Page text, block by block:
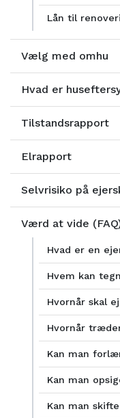
Lån til
Vælg med omhu
Hvad er
Tilstandsrapport
Elrapport
Selvrisiko på
Værd at vide
Hvad er en
Hvem kan
Hvornår skal
Hvornår
Kan man
Kan man
Kan man